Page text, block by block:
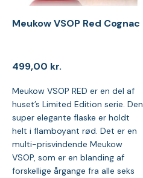
Meukow VSOP Red Cognac
499,00 kr.
Meukow VSOP RED er en del af
huset’s Limited Edition serie. Den
super elegante flaske er holdt
helt i flamboyant rød. Det er en
multi-prisvindende Meukow
VSOP, som er en blanding af
forskellige årgange fra alle seks